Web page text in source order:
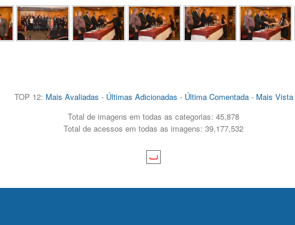
TOP 12: Mais Avaliadas - Últimas Adicionadas - Última Comentada- Mais Vista
Total de imagens em todas as categorias: 45,878
Total de acessos em todas as imagens: 39,177,532